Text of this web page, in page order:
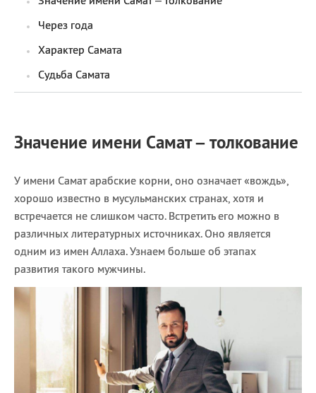
Через года
Характер Самата
Судьба Самата
Значение имени Самат – толкование
У имени Самат арабские корни, оно означает «вождь»,
хорошо известно в мусульманских странах, хотя и
встречается не слишком часто. Встретить его можно в
различных литературных источниках. Оно является
одним из имен Аллаха. Узнаем больше об этапах
развития такого мужчины.
Посмотреть значениеи